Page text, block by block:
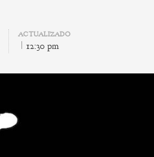
ACTUALIZADO
12:30 pm